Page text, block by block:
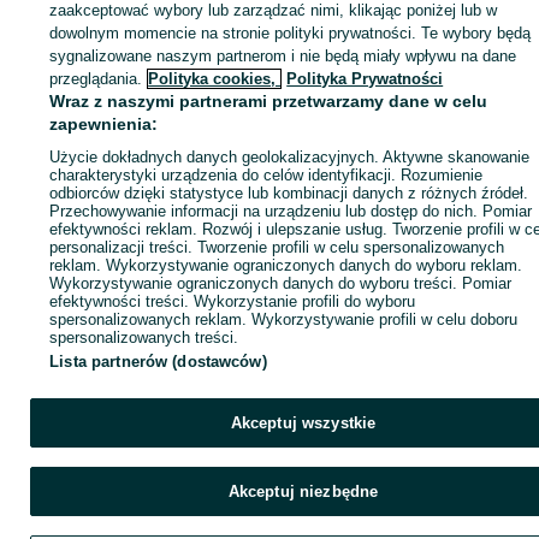
Zaloguj się / Załóż konto
zaakceptować wybory lub zarządzać nimi, klikając poniżej lub w
dowolnym momencie na stronie polityki prywatności. Te wybory będą
sygnalizowane naszym partnerom i nie będą miały wpływu na dane
przeglądania. Polityka cookies, Polityka Prywatności
Wraz z naszymi partnerami przetwarzamy dane w celu
zapewnienia:
Użycie dokładnych danych geolokalizacyjnych. Aktywne skanowanie
charakterystyki urządzenia do celów identyfikacji. Rozumienie
odbiorców dzięki statystyce lub kombinacji danych z różnych źródeł.
Przechowywanie informacji na urządzeniu lub dostęp do nich. Pomiar
efektywności reklam. Rozwój i ulepszanie usług. Tworzenie profili w
personalizacji treści. Tworzenie profili w celu spersonalizowanych
reklam. Wykorzystywanie ograniczonych danych do wyboru reklam.
Wykorzystywanie ograniczonych danych do wyboru treści. Pomiar
efektywności treści. Wykorzystanie profili do wyboru
spersonalizowanych reklam. Wykorzystywanie profili w celu doboru
spersonalizowanych treści.
Lista partnerów (dostawców)
Akceptuj wszystkie
Akceptuj niezbędne